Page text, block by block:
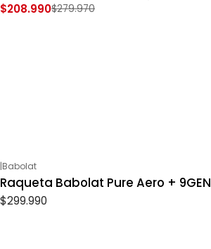
$208.990$279.970
|Babolat
Raqueta Babolat Pure Aero + 9GEN
$299.990